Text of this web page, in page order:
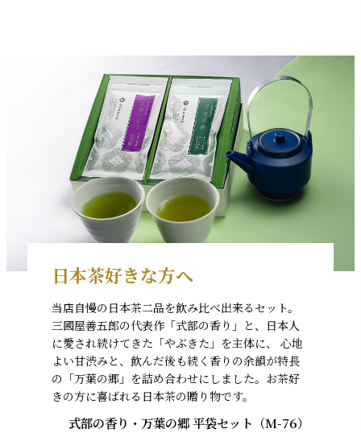
日本茶好きな方へ
当店自慢の日本茶二品を飲み比べ出来るセット。
三國屋善五郎の代表作「式部の香り」と、日本人
に愛され続けてきた「やぶきた」を主体に、 心地
よい甘渋みと、飲んだ後も続く香りの余韻が特長
の「万葉の郷」を詰め合わせにしました。お茶好
きの方に喜ばれる日本茶の贈り物です。
式部の香り・万葉の郷 平袋セット（M-76）